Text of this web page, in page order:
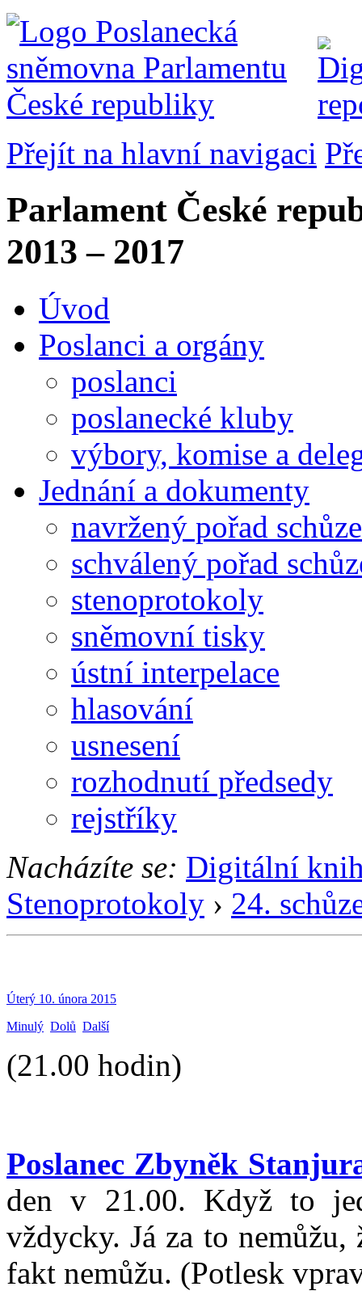
Přejít na hlavní navigaci
Parlament České
2013 – 2017
Úvod
Poslanci a orgány
poslanci
poslanecké kluby
výbory, komise a
Jednání a dokumenty
navržený pořad schůze
schválený pořad
stenoprotokoly
sněmovní tisky
ústní interpelace
hlasování
usnesení
rozhodnutí předsedy
rejstříky
Nacházíte se: Digitální
Stenoprotokoly › 24.
Úterý 10. února 2015
Minulý Dolů Další
(21.00 hodin)
Poslanec Zbyněk
den v 21.00. Když to
vždycky. Já za to nemůžu,
fakt nemůžu. (Potlesk